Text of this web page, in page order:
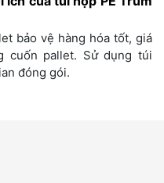
bảo vệ hàng hóa tốt, giá
cuốn pallet. Sử dụng túi
đóng gói.